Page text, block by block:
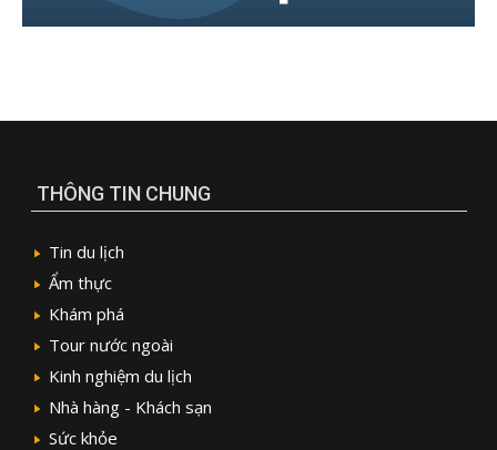
THÔNG TIN CHUNG
Tin du lịch
Ẩm thực
Khám phá
Tour nước ngoài
Kinh nghiệm du lịch
Nhà hàng - Khách sạn
Sức khỏe